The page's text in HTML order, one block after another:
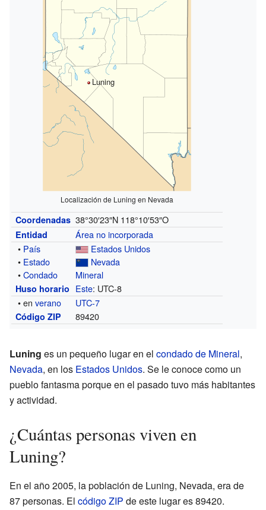
Luning
Localización de Luning en Nevada
Coordenadas 38°30′23″N 118°10′53″O
Entidad
Área no incorporada
• País
Estados Unidos
• Estado
Nevada
•Condado Mineral
Huso horario Este: UTC-8
• enverano UTC-7
Código ZIP 89420
Luning es un pequeño lugar en el condado de Mineral,
Nevada, en los Estados Unidos. Se le conoce como un
pueblo fantasma porque en el pasado tuvo más habitantes
y actividad.
¿Cuántas personas viven en
Luning?
En el año 2005, la población de Luning, Nevada, era de
87 personas. El código ZIP de este lugar es 89420.